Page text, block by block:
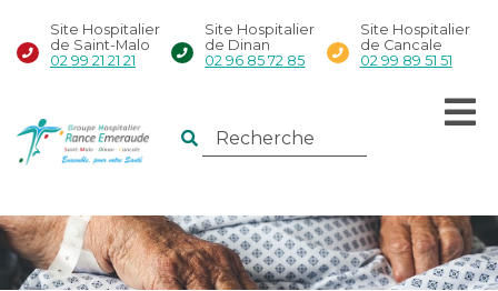
Site Hospitalier
de Saint-Malo
02 99 21 21 21
Site Hospitalier
de Dinan
02 96 85 72 85
Site Hospitalier
de Cancale
02 99 89 51 51